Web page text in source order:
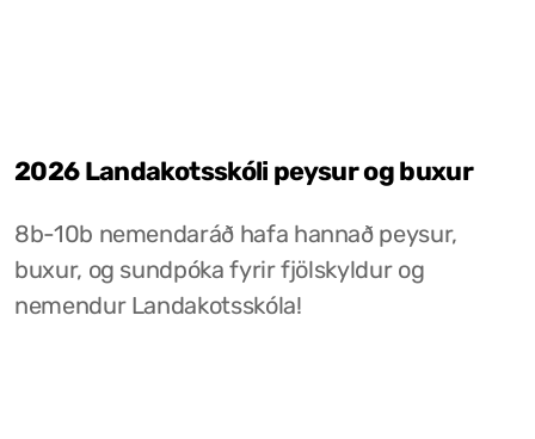
2026 Landakotsskóli peysur og buxur
8b-10b nemendaráð hafa hannað peysur,
buxur, og sundpóka fyrir fjölskyldur og
nemendur Landakotsskóla!